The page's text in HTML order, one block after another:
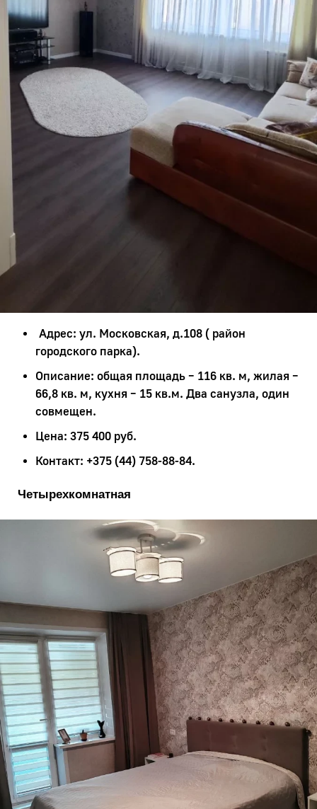
Адрес: ул. Московская, д.108 ( район
городского парка).
Описание: общая площадь – 116 кв. м, жилая –
66,8 кв. м, кухня – 15 кв.м. Два санузла, один
совмещен.
Цена: 375 400 руб.
Контакт: +375 (44) 758-88-84.
Четырехкомнатная